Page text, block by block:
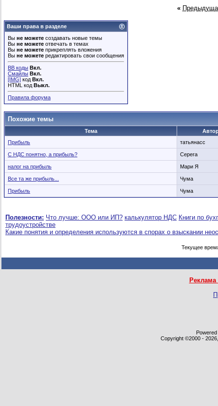
«
Ваши права в разделе
Вы не можете создавать новые темы
Вы не можете отвечать в темах
Вы не можете прикреплять вложения
Вы не можете редактировать свои сообщения
BB коды Вкл.
Смайлы Вкл.
[IMG] код Вкл.
HTML код Выкл.
Правила форума
Похожие темы
Тема
Прибыль
татьянасс
С НДС понятно, а прибыль? Cepera
налог на прибыль Мари Я
Все та же прибыль... Чума
Прибыль Чума
Полезности: Что лучше: ООО или ИП? калькулятор НДС Книги по
трудоустройстве
Какие понятия и определения используются в спорах о взыскании
Текущее
Copyright ©2000 -